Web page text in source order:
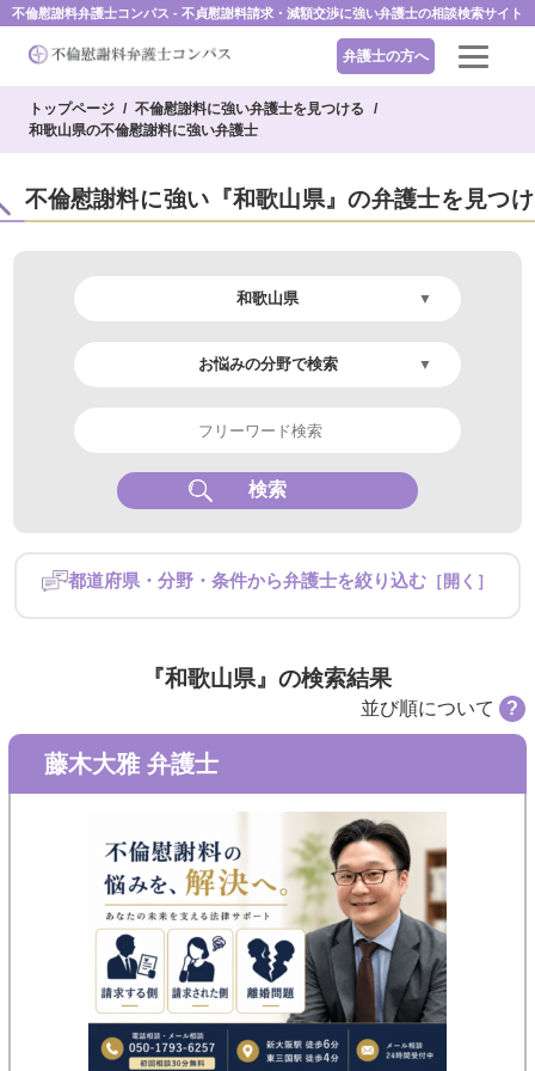
不倫慰謝料弁護士コンパス - 不貞慰謝料請求・減額交渉に強い弁護士の相談検索サイト
弁護士の方へ
トップページ
不倫慰謝料に強い弁護士を見つける
和歌山県の不倫慰謝料に強い弁護士
不倫慰謝料に強い『和歌山県』の弁護士を見つ
検索
都道府県・分野・条件から弁護士を絞り込む ［開く］
関東
中国
分野
請求する側 請求された側
条件
『和歌山県』の検索結果
並び順について ?
藤木大雅 弁護士